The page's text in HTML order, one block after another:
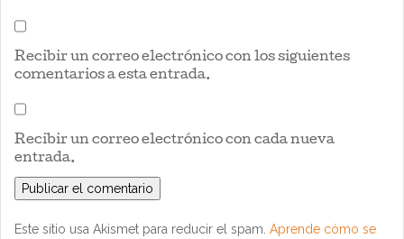
Recibir un correo electrónico con los siguientes
comentarios a esta entrada.
Recibir un correo electrónico con cada nueva
entrada.
Este sitio usa Akismet para reducir el spam. Aprende cómo se